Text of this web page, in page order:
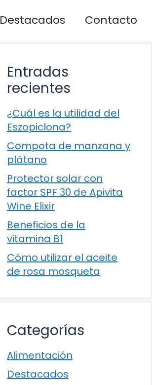
Destacados Contacto
Entradas
recientes
¿Cuál es la utilidad del
Eszopiclona?
Compota de manzana y
plátano
Protector solar con
factor SPF 30 de Apivita
Wine Elixir
Beneficios de la
vitamina B1
Cómo utilizar el aceite
de rosa mosqueta
Categorías
Alimentación
Destacados